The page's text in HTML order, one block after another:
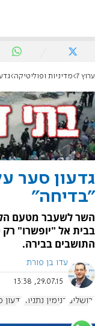
ערוץ 7 מדיניות ופוליטיקה
גדעון סער
"בדיחה"
השר לשעבר מטעם
התושבים בבירה.
עדו בן פורת
29.07.15, 13:38
ירושלים בנימין נתניהו גדעון